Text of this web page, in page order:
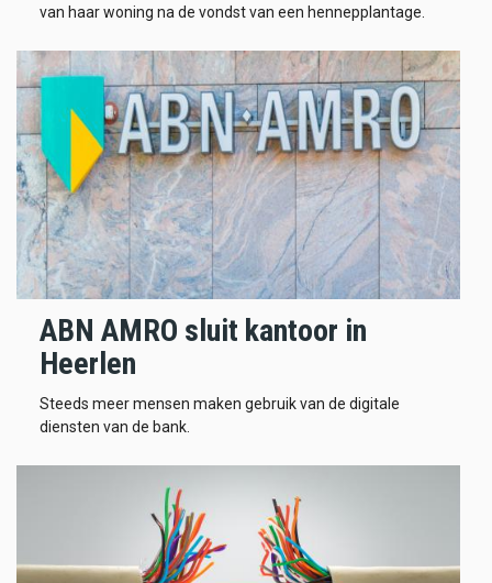
van haar woning na de vondst van een hennepplantage.
ABN AMRO sluit kantoor in
Heerlen
Steeds meer mensen maken gebruik van de digitale
diensten van de bank.